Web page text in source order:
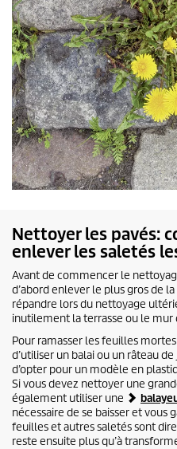
Nettoyer les pavés:
enlever les saletés
Avant de commencer le
d’abord enlever le plus gros de
répandre lors du nettoyage
inutilement la terrasse ou le mur
Pour ramasser les feuilles
d’utiliser un balai ou un râteau
d’opter pour un modèle en
Si vous devez nettoyer une
également utiliser une
nécessaire de se baisser et vous
feuilles et autres saletés sont
reste ensuite plus qu’à